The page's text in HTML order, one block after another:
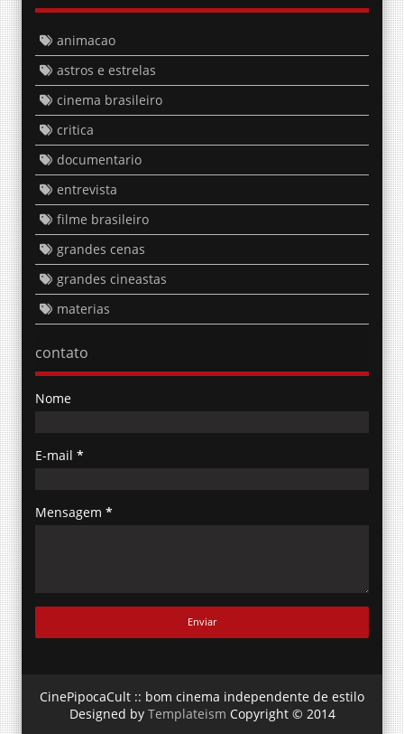
animacao
astros e estrelas
cinema brasileiro
critica
documentario
entrevista
filme brasileiro
grandes cenas
grandes cineastas
materias
contato
Nome
E-mail *
Mensagem *
CinePipocaCult :: bom cinema independente de estilo
Designed by Templateism Copyright © 2014